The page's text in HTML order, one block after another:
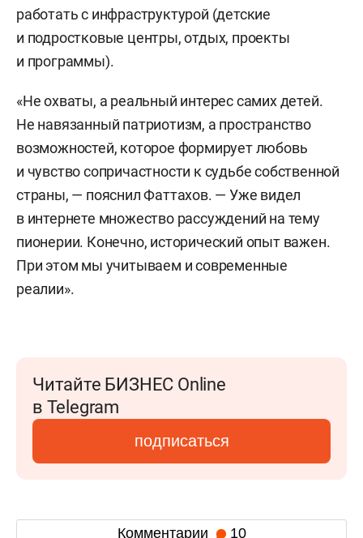
работать с инфраструктурой (детские
и подростковые центры, отдых, проекты
и программы).
«Не охваты, а реальный интерес самих детей.
Не навязанный патриотизм, а пространство
возможностей, которое формирует любовь
и чувство сопричастности к судьбе собственной
страны, — пояснил Фаттахов. — Уже видел
в интернете множество рассуждений на тему
пионерии. Конечно, исторический опыт важен.
При этом мы учитываем и современные
реалии».
Читайте БИЗНЕС Online
в Telegram
подписаться
Комментарии 10